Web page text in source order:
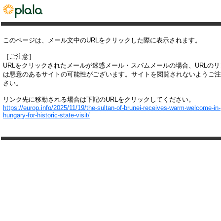
このページは、メール文中のURLをクリックした際に表示されます。
［ご注意］
URLをクリックされたメールが迷惑メール・スパムメールの場合、URLの
は悪意のあるサイトの可能性がございます。サイトを閲覧されないようご
さい。
リンク先に移動される場合は下記のURLをクリックしてください。
https://europ.info/2025/11/19/the-sultan-of-brunei-receives-warm-welcome-in-
hungary-for-historic-state-visit/